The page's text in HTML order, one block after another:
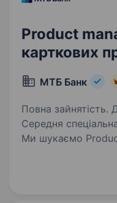
Product
карткових
МТБ Банк
Повна зайнятість.
Середня спеціальна
Ми шукаємо